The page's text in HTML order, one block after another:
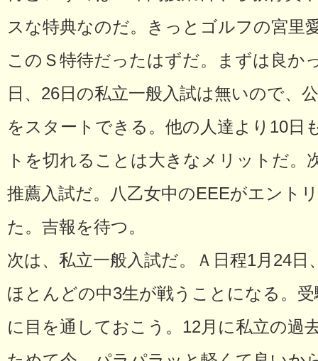
スな特典なのだ。きっとゴルフの宮里
このＳ特待だったはずだ。まずは良か
日、26日の私立一般入試は無いので、
をスタートできる。他の人達より10日
トを切れることは大きなメリットだ。
推薦入試だ。八乙女中のEEEがエント
た。吉報を待つ。
次は、私立一般入試だ。Ａ日程1月24日
ほとんどの中3生が戦うことになる。
に目を通しておこう。12月に私立の過